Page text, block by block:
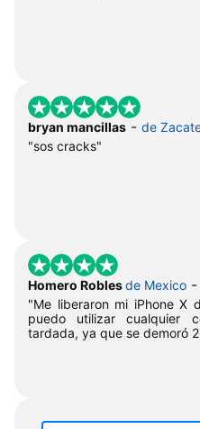
bryan mancillas - de
"sos cracks"
Homero Roblesde Mexico -
"Me liberaron mi iPhone X
puedo utilizar cualquier
tardada, ya que se demoró